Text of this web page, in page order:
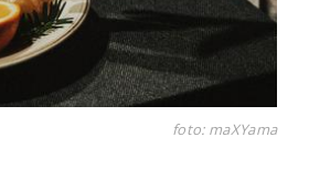
foto: maXYama